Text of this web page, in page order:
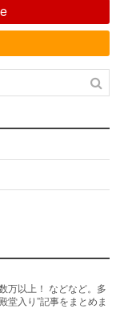
万以上！ などなど。多
堂入り”記事をまとめま